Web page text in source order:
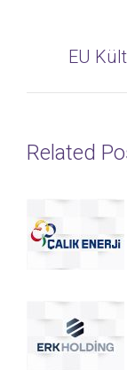
EU
Related